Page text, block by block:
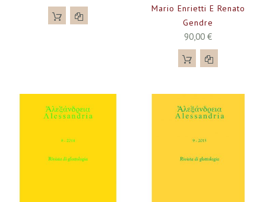
Mario Enrietti E Renato
Gendre
90,00 €